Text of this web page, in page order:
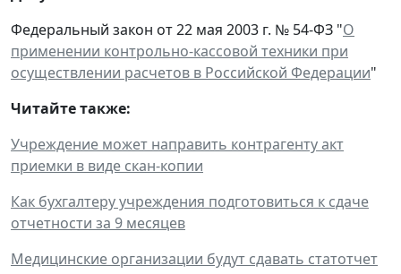
Федеральный закон от 22 мая 2003 г. № 54-ФЗ "О
применении контрольно-кассовой техники при
осуществлении расчетов в Российской Федерации"
Читайте также:
Учреждение может направить контрагенту акт
приемки в виде скан-копии
Как бухгалтеру учреждения подготовиться к сдаче
отчетности за 9 месяцев
Медицинские организации будут сдавать статотчет